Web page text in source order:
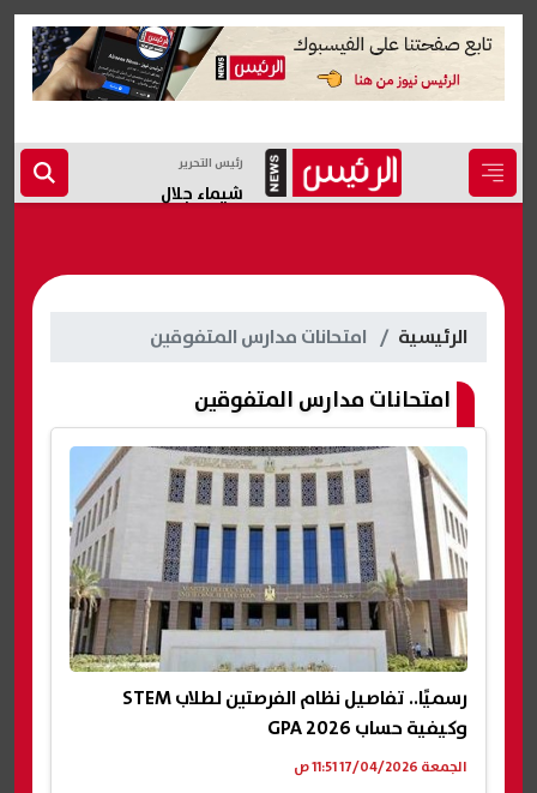
رئيس التحرير
شيماء جلال
الرئيسية امتحانات مدارس المتفوقين
امتحانات مدارس المتفوقين
رسميًا.. تفاصيل نظام الفرصتين لطلاب STEM
وكيفية حساب GPA 2026
الجمعة 17/04/2026 11:51 ص